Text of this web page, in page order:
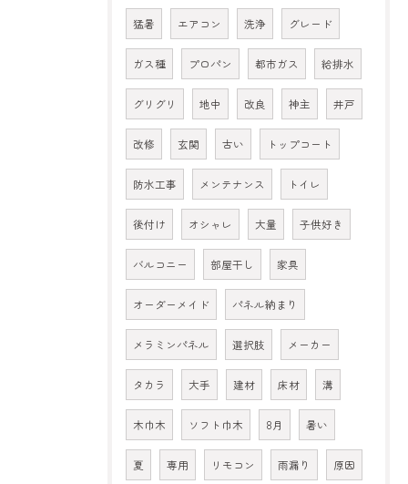
猛暑 エアコン 洗浄 グレード
ガス種 プロパン 都市ガス 給排水
グリグリ 地中 改良 神主 井戸
改修 玄関 古い トップコート
防水工事 メンテナンス トイレ
後付け オシャレ 大量 子供好き
バルコニー 部屋干し 家具
オーダーメイド パネル納まり
メラミンパネル 選択肢 メーカー
タカラ 大手 建材 床材 溝
木巾木 ソフト巾木 8月 暑い
夏 専用 リモコン 雨漏り 原因